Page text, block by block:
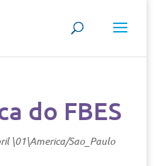
do FBES
\01\America/Sao_Paulo